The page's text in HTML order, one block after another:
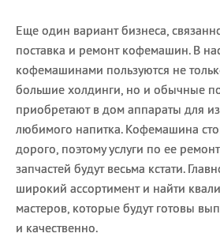
Еще один вариант бизнеса,
поставка и ремонт кофемашин. В
кофемашинами пользуются не
большие холдинги, но и обычные
приобретают в дом аппараты для
любимого напитка. Кофемашина
дорого, поэтому услуги по ее
запчастей будут весьма кстати.
широкий ассортимент и найти
мастеров, которые будут готовы
и качественно.